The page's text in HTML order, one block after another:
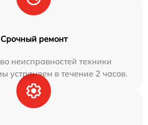
Срочный ремонт
неисправностей техники
устраняем в течение 2 часов.